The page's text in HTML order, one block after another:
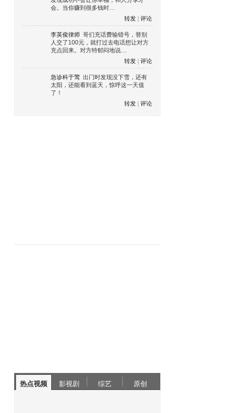
会。当你赚到很多钱时…
转发
评论
李英俊律师 哥们充话费输错号，替别
人交了100元，就打过去电话想让对方
充点回来。对方特郁闷地说…
转发
评论
急诊科于莺 出门时发现没下雪，还有
太阳，还能看到蓝天，惊呼这一天值
了！
转发
评论
热点视频 影视剧 综艺 原创